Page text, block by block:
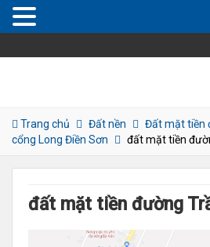
Trang chủ Đất nền
Đất mặt tiền
cổng Long Điền Sơn
đất mặt tiền
đất mặt tiền đường